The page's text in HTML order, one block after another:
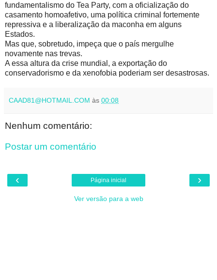
fundamentalismo do Tea Party, com a oficialização do
casamento homoafetivo, uma política criminal fortemente
repressiva e a liberalização da maconha em alguns
Estados.
Mas que, sobretudo, impeça que o país mergulhe
novamente nas trevas.
A essa altura da crise mundial, a exportação do
conservadorismo e da xenofobia poderiam ser desastrosas.
CAAD81@HOTMAIL.COM às 00:08
Nenhum comentário:
Postar um comentário
‹ ›
Página inicial
Ver versão para a web